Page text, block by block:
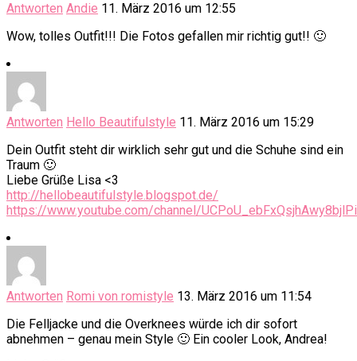
Antworten Andie 11. März 2016 um 12:55
Wow, tolles Outfit!!! Die Fotos gefallen mir richtig gut!! 🙂
Antworten Hello Beautifulstyle 11. März 2016 um 15:29
Dein Outfit steht dir wirklich sehr gut und die Schuhe sind ein
Traum 🙂
Liebe Grüße Lisa <3
http://hellobeautifulstyle.blogspot.de/
https://www.youtube.com/channel/
Antworten Romi von romistyle 13. März 2016 um 11:54
Die Felljacke und die Overknees würde ich dir sofort
abnehmen – genau mein Style 🙂 Ein cooler Look, Andrea!